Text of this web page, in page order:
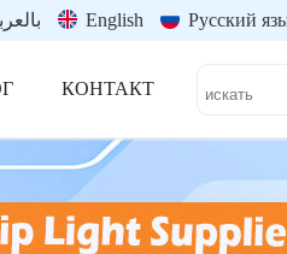
English Русский
КОНТАКТ